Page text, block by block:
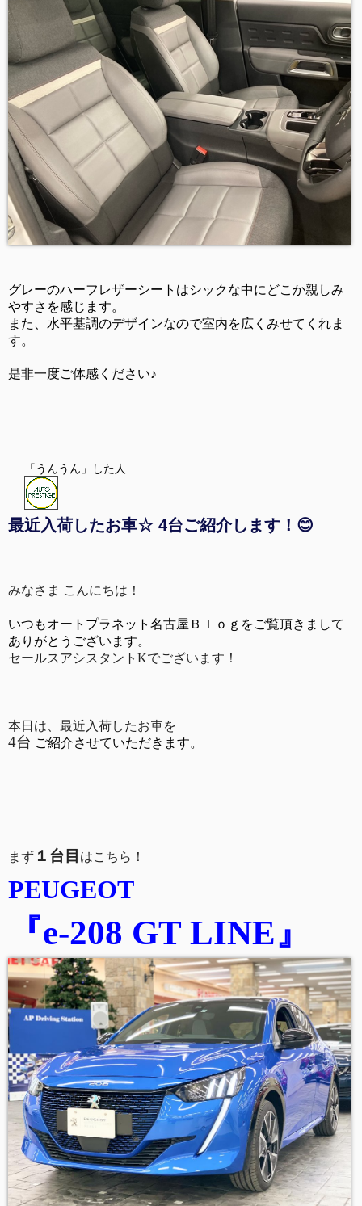
グレーのハーフレザーシートはシックな中にどこか親しみ
やすさを感じます。
また、水平基調のデザインなので室内を広くみせてくれま
す。
是非一度ご体感ください♪
「うんうん」した人
最近入荷したお車☆ 4台ご紹介します！😊
みなさま こんにちは！
いつもオートプラネット名古屋Ｂｌｏｇをご覧頂きまして
ありがとうございます。
セールスアシスタントKでございます！
本日は、最近入荷したお車を
4台 ご紹介させていただきます。
まず １台目 はこちら！
PEUGEOT
『e-208 GT LINE』